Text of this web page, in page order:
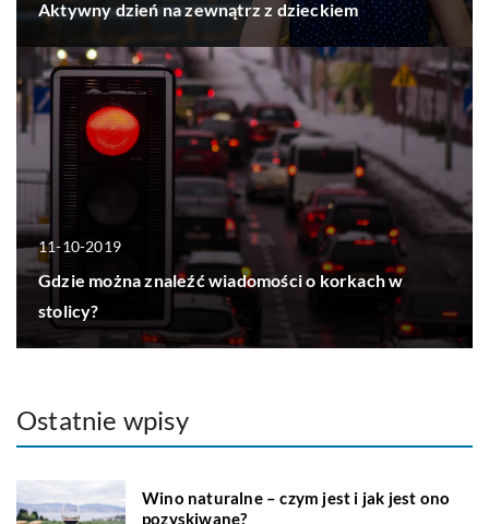
Aktywny dzień na zewnątrz z dzieckiem
11-10-2019
Gdzie można znaleźć wiadomości o korkach w
stolicy?
Ostatnie wpisy
Wino naturalne – czym jest i jak jest ono
pozyskiwane?